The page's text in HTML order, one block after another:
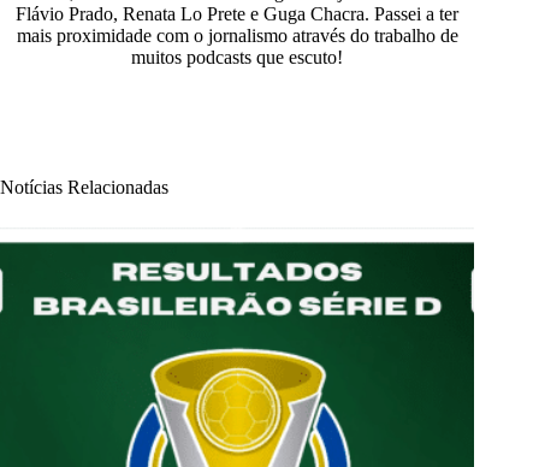
Flávio Prado, Renata Lo Prete e Guga Chacra. Passei a ter
mais proximidade com o jornalismo através do trabalho de
muitos podcasts que escuto!
Notícias Relacionadas